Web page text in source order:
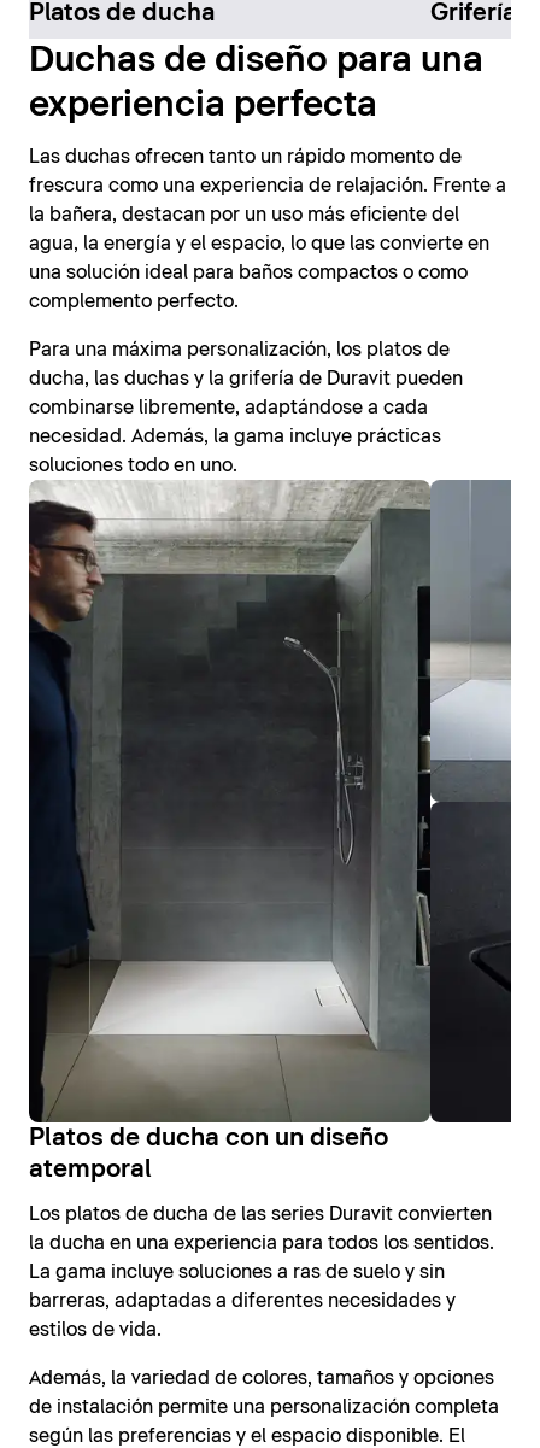
Platos de ducha Grifería
Duchas de diseño para una
experiencia perfecta
Las duchas ofrecen tanto un rápido momento de
frescura como una experiencia de relajación. Frente a
la bañera, destacan por un uso más eficiente del
agua, la energía y el espacio, lo que las convierte en
una solución ideal para baños compactos o como
complemento perfecto.
Para una máxima personalización, los platos de
ducha, las duchas y la grifería de Duravit pueden
combinarse libremente, adaptándose a cada
necesidad. Además, la gama incluye prácticas
soluciones todo en uno.
Platos de ducha con un diseño
atemporal
Los platos de ducha de las series Duravit convierten
la ducha en una experiencia para todos los sentidos.
La gama incluye soluciones a ras de suelo y sin
barreras, adaptadas a diferentes necesidades y
estilos de vida.
Además, la variedad de colores, tamaños y opciones
de instalación permite una personalización completa
según las preferencias y el espacio disponible. El